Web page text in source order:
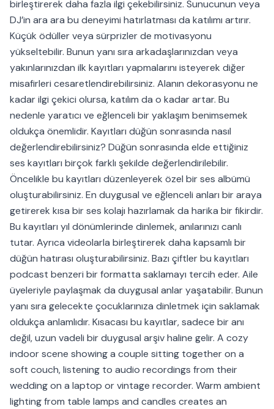
birleştirerek daha fazla ilgi çekebilirsiniz. Sunucunun veya
DJ’in ara ara bu deneyimi hatırlatması da katılımı artırır.
Küçük ödüller veya sürprizler de motivasyonu
yükseltebilir. Bunun yanı sıra arkadaşlarınızdan veya
yakınlarınızdan ilk kayıtları yapmalarını isteyerek diğer
misafirleri cesaretlendirebilirsiniz. Alanın dekorasyonu ne
kadar ilgi çekici olursa, katılım da o kadar artar. Bu
nedenle yaratıcı ve eğlenceli bir yaklaşım benimsemek
oldukça önemlidir. Kayıtları düğün sonrasında nasıl
değerlendirebilirsiniz? Düğün sonrasında elde ettiğiniz
ses kayıtları birçok farklı şekilde değerlendirilebilir.
Öncelikle bu kayıtları düzenleyerek özel bir ses albümü
oluşturabilirsiniz. En duygusal ve eğlenceli anları bir araya
getirerek kısa bir ses kolajı hazırlamak da harika bir fikirdir.
Bu kayıtları yıl dönümlerinde dinlemek, anılarınızı canlı
tutar. Ayrıca videolarla birleştirerek daha kapsamlı bir
düğün hatırası oluşturabilirsiniz. Bazı çiftler bu kayıtları
podcast benzeri bir formatta saklamayı tercih eder. Aile
üyeleriyle paylaşmak da duygusal anlar yaşatabilir. Bunun
yanı sıra gelecekte çocuklarınıza dinletmek için saklamak
oldukça anlamlıdır. Kısacası bu kayıtlar, sadece bir anı
değil, uzun vadeli bir duygusal arşiv haline gelir. A cozy
indoor scene showing a couple sitting together on a
soft couch, listening to audio recordings from their
wedding on a laptop or vintage recorder. Warm ambient
lighting from table lamps and candles creates an